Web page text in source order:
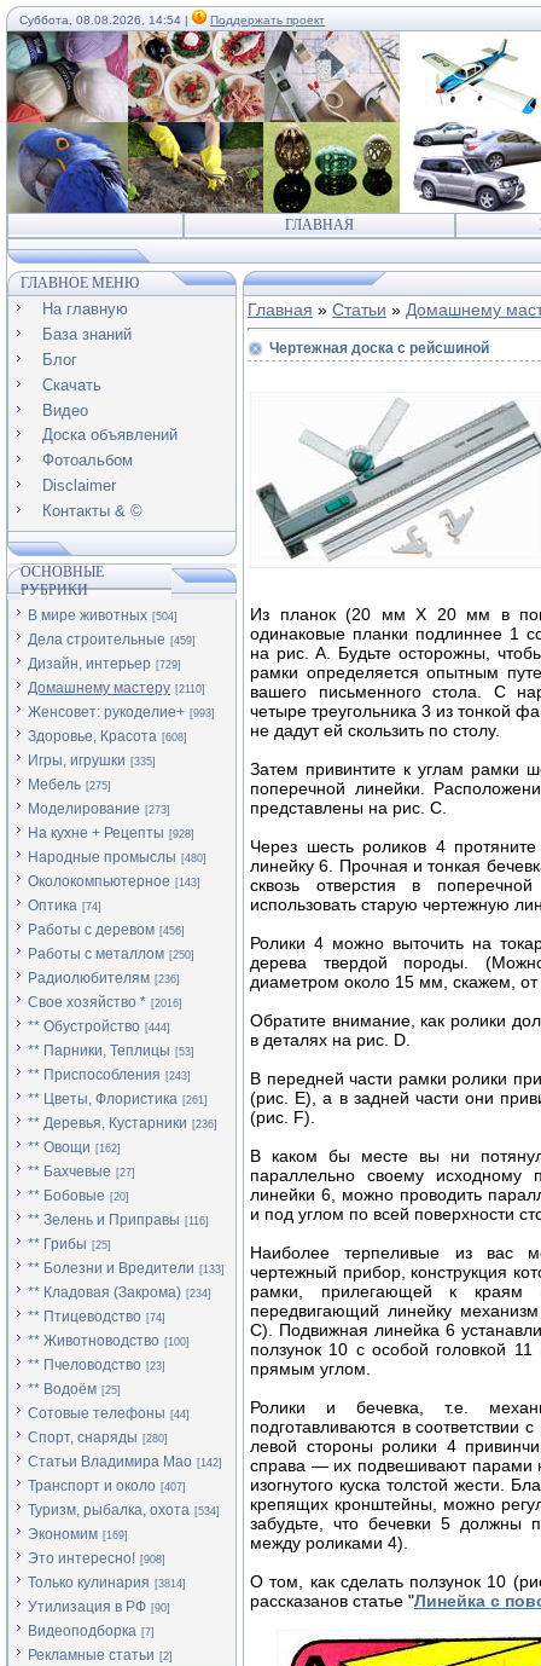
Суббота, 08.08.2026, 14:54 | Поддержать проект
ГЛАВНАЯ
ГЛАВНОЕ МЕНЮ
На главную
База знаний
Блог
Скачать
Видео
Доска объявлений
Фотоальбом
Disclaimer
Контакты & ©
ОСНОВНЫЕ
РУБРИКИ
В мире животных [504]
Дела строительные [459]
Дизайн, интерьер [729]
Домашнему мастеру [2110]
Женсовет: рукоделие+ [993]
Здоровье, Красота [608]
Игры, игрушки [335]
Мебель [275]
Моделирование [273]
На кухне + Рецепты [928]
Народные промыслы [480]
Околокомпьютерное [143]
Оптика [74]
Работы с деревом [456]
Работы с металлом [250]
Радиолюбителям [236]
Свое хозяйство * [2016]
** Обустройство [444]
** Парники, Теплицы [53]
** Приспособления [243]
** Цветы, Флористика [261]
** Деревья, Кустарники [236]
** Овощи [162]
** Бахчевые [27]
** Бобовые [20]
** Зелень и Приправы [116]
** Грибы [25]
** Болезни и Вредители [133]
** Кладовая (Закрома) [234]
** Птицеводство [74]
** Животноводство [100]
** Пчеловодство [23]
** Водоём [25]
Сотовые телефоны [44]
Спорт, снаряды [280]
Статьи Владимира Мао [142]
Транспорт и около [407]
Туризм, рыбалка, охота [534]
Экономим [169]
Это интересно! [908]
Только кулинария [3814]
Утилизация в РФ [90]
Видеоподборка [7]
Рекламные статьи [2]
Главная » Статьи » Домашнему
Чертежная доска с рейсшиной
Из планок (20 мм X 20 мм в
одинаковые планки подлиннее 1
на рис. А. Будьте осторож­ны,
рамки определяется опытным
вашего пись­менного стола. С
четыре тре­угольника 3 из тонкой
не дадут ей скользить по столу.
Затем привинтите к углам рамки
поперечной линейки.
представлены на рис. С.
Через шесть роликов 4
линейку 6. Прочная и тонкая
сквозь отверстия в
использовать старую чертежную
Ролики 4 можно выточить на
дерева твердой породы.
диаметром около 15 мм, скажем, от
Обратите внимание, как ролики
в деталях на рис. D.
В передней части рамки ролики
(рис. Е), а в задней части они
(рис. F).
В каком бы месте вы ни
параллельно своему исходному
линейки 6, можно проводить
и под углом по всей поверхности
Наиболее терпеливые из вас
чертежный прибор, конструкция
рамки, прилегающей к краям
передвигающий ли­нейку
С). Подвиж­ная линейка 6
ползунок 10 с особой головкой
прямым углом.
Ролики и бечевка, т.е.
подготавливаются в соответствии
левой стороны ролики 4
справа — их подве­шивают парами
изогнутого куска толстой жести.
крепящих кронштейны, можно
забудьте, что бечевки 5 должны
между роликами 4).
О том, как сделать ползунок 10
рассказанов статье "Линейка с